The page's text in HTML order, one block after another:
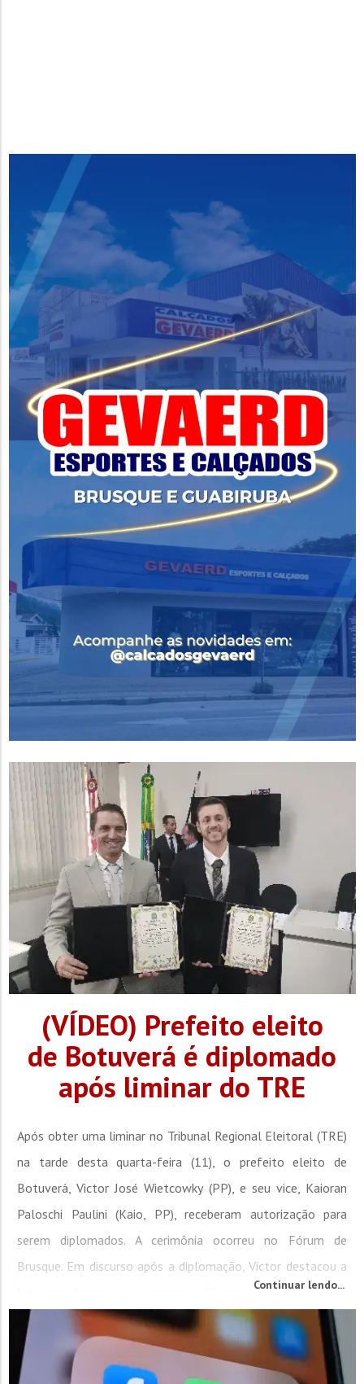
(VÍDEO) Prefeito eleito
de Botuverá é diplomado
após liminar do TRE
Após obter uma liminar no Tribunal Regional Eleitoral (TRE)
na tarde desta quarta-feira (11), o prefeito eleito de
Botuverá, Victor José Wietcowky (PP), e seu vice, Kaioran
Paloschi Paulini (Kaio, PP), receberam autorização para
serem diplomados. A cerimônia ocorreu no Fórum de
Brusque. Em discurso após a diplomação, Victor destacou a
luta para chegar a esse momento: “Como mencionei em meu
discurso, todos os meus...
Continuar lendo...